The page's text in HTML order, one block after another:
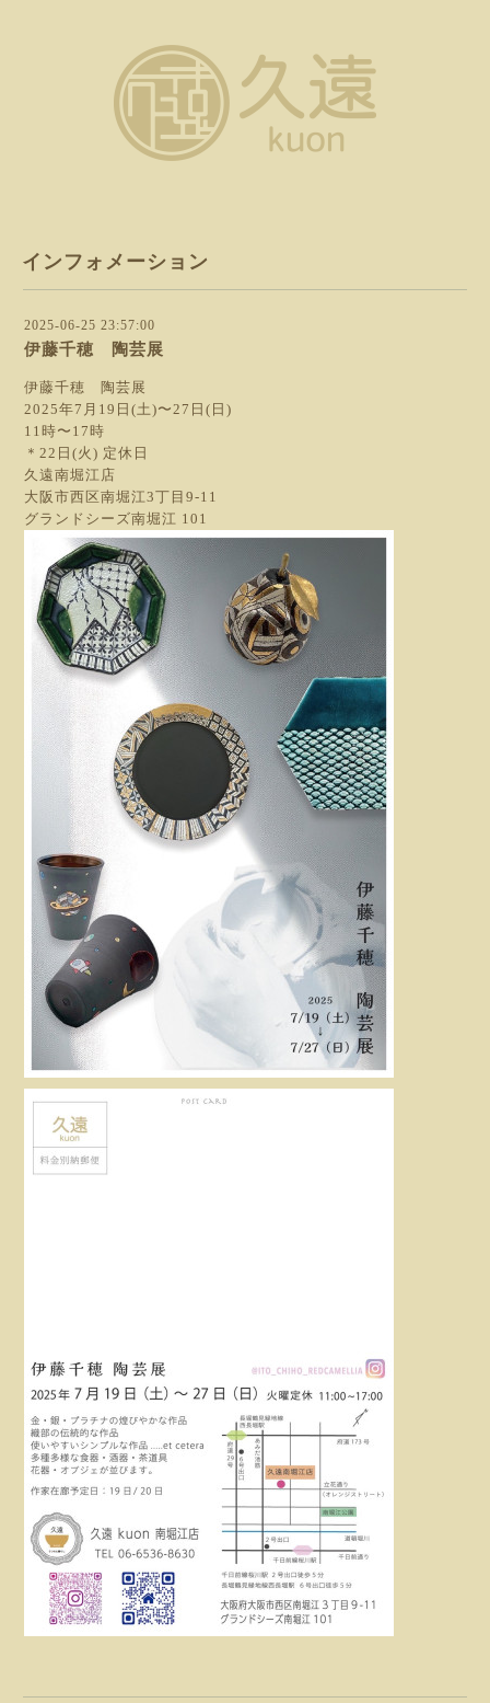
インフォメーション
2025-06-25 23:57:00
伊藤千穂 陶芸展
伊藤千穂 陶芸展
2025年7月19日(土)〜27日(日)
11時〜17時
＊22日(火) 定休日
久遠南堀江店
大阪市西区南堀江3丁目9-11
グランドシーズ南堀江 101